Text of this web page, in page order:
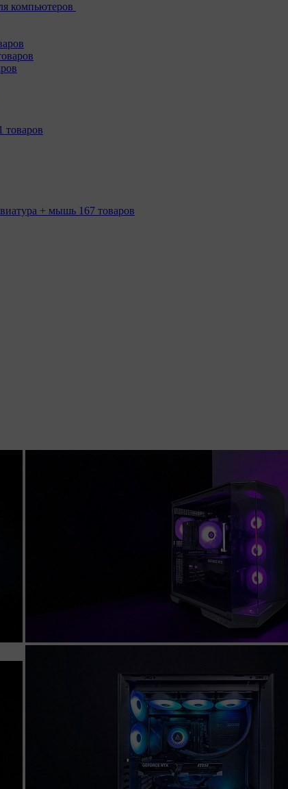
компьютеров
товаров
+ мышь 167 товаров